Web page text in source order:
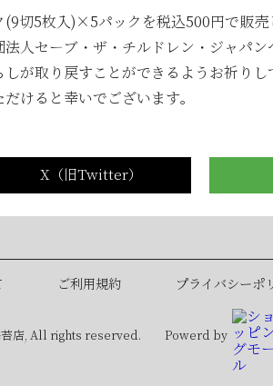
ンセール開催のお知らせ】
セール開催のお知らせ】
... ▶
ご利用規約 プライバシーポ
店, All rights reserved. Powerd by
切5枚入)×5パックを税込500円で販売
人セーブ・ザ・チルドレン・ジャパン
が取り戻すことができるようお祈りし
けると幸いでございます。